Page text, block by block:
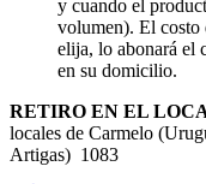
y cuando el
volumen). El costo
elija, lo abonará el
en su domicilio.
RETIRO EN EL
locales de Carmelo
Artigas) 1083